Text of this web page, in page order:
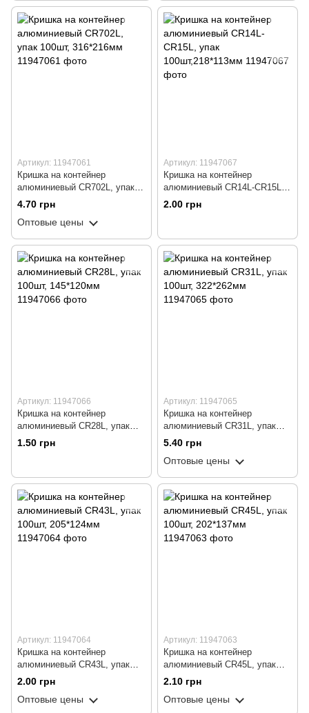
Артикул: 11947061
Кришка на контейнер
алюминиевый СR702L, упак
100шт, 316*216мм
4.70 грн
Оптовые цены
Артикул: 11947067
Кришка на контейнер
алюминиевый СR14L-CR15L,
упак 100шт,218*113мм
2.00 грн
Артикул: 11947066
Кришка на контейнер
алюминиевый СR28L, упак
100шт, 145*120мм
1.50 грн
Артикул: 11947065
Кришка на контейнер
алюминиевый СR31L, упак
100шт, 322*262мм
5.40 грн
Оптовые цены
Артикул: 11947064
Кришка на контейнер
алюминиевый СR43L, упак
100шт, 205*124мм
2.00 грн
Оптовые цены
Артикул: 11947063
Кришка на контейнер
алюминиевый СR45L, упак
100шт, 202*137мм
2.10 грн
Оптовые цены